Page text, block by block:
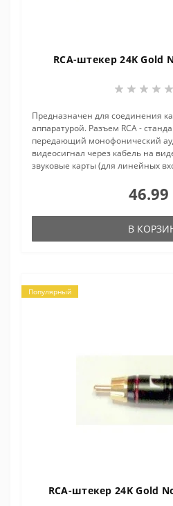
RCA-штекер 24K Gold
Предназначен для соединения
аппаратурой. Разъем RCA -
передающий монофонический
видеосигнал через кабель на
звуковые карты (для линейных
46.99
В
Популярный
RCA-штекер 24K Gold